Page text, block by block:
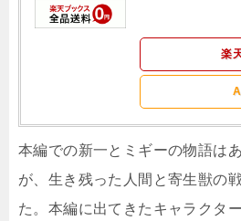
楽
本編での新一とミギーの物語は
が、生き残った人間と寄生獣の
た。本編に出てきたキャラクタ